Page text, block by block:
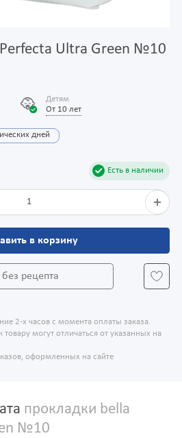
Ultra Green №10
Детям
От 10 лет
дней
Есть в наличии
1
в корзину
без рецепта
2-х часов с момента оплаты заказа.
могут отличаться от указанных на
оформленных на сайте
прокладки bella
№10